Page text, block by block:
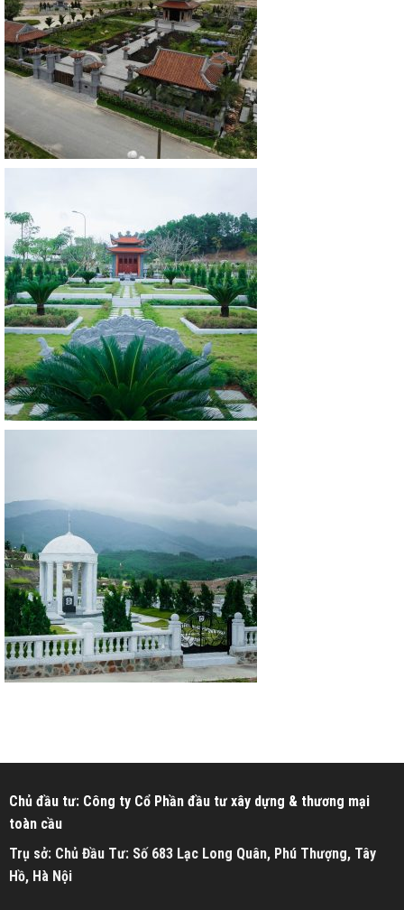
Chủ đầu tư: Công ty Cổ Phần đầu tư xây dựng & thương mại
toàn cầu
Trụ sở: Chủ Đầu Tư: Số 683 Lạc Long Quân, Phú Thượng, Tây
Hồ, Hà Nội